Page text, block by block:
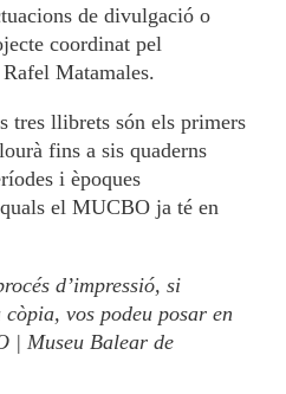
de divulgació o
coordinat pel
Matamales.
tres llibrets són els primers
fins a sis quaderns
i èpoques
el MUCBO ja té en
d’impressió, si
vos podeu posar en
| Museu Balear de